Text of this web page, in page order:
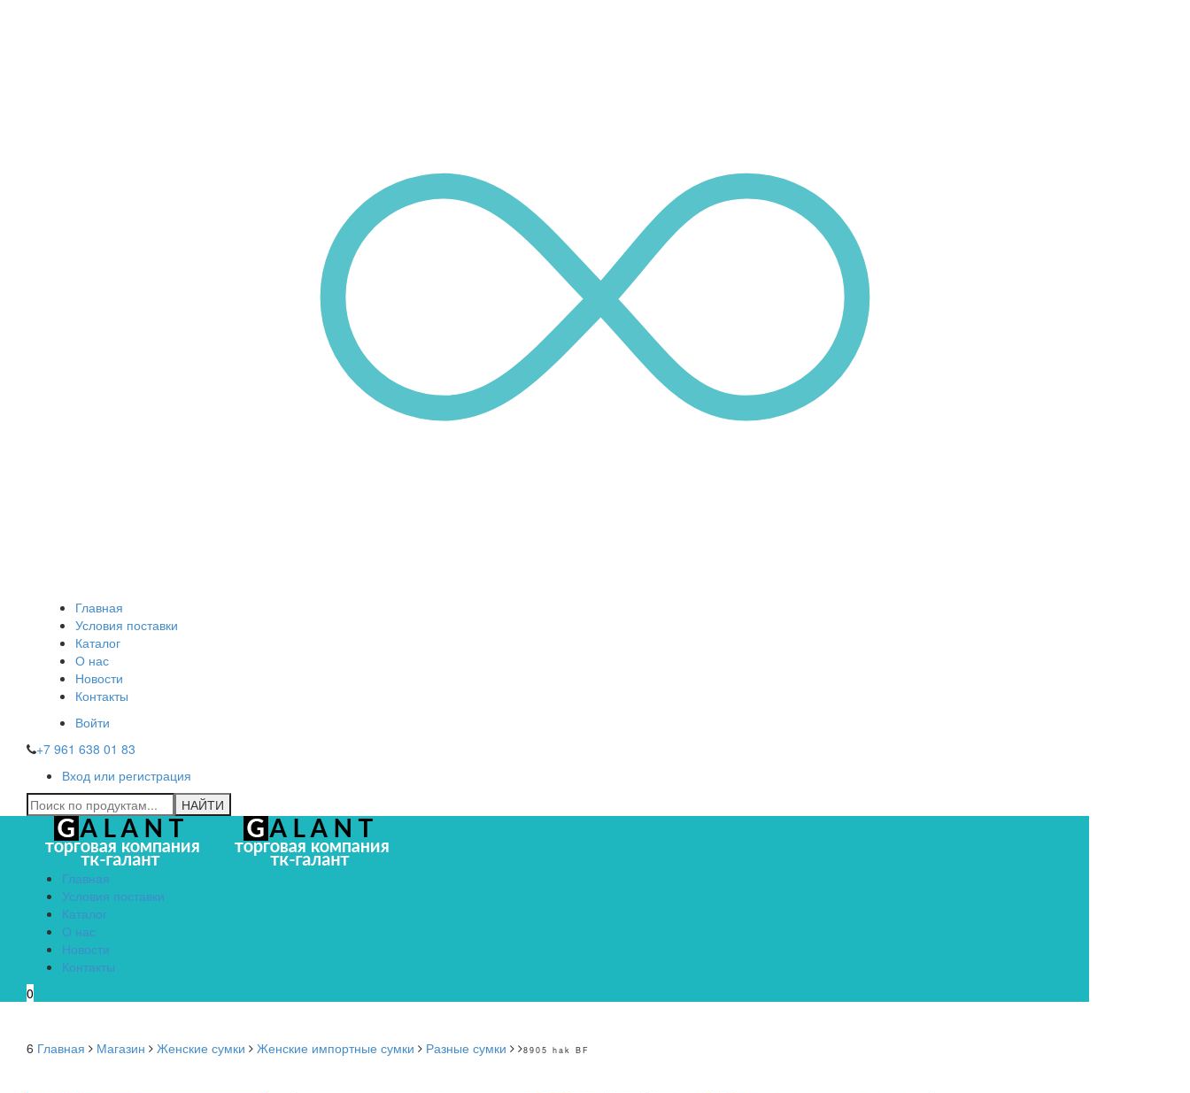
Главная
Условия поставки
Каталог
О нас
Новости
Контакты
Войти
+7 961 638 01 83
Вход или регистрация
Главная
Условия поставки
Каталог
О нас
Новости
Контакты
0
6 Главная Магазин Женские сумки Женские импортные сумки Разные сумки 8905 hak BF